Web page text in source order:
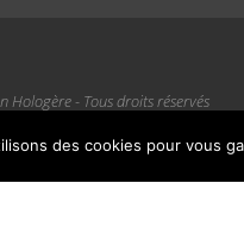
Hologère - Tous droits réservés
des cookies pour vous